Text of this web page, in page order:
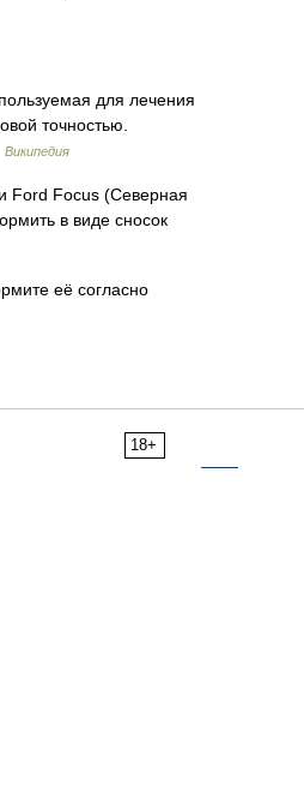
для лечения
точностью.
Википедия
Ford Focus (Северная
в виде сносок
её согласно
18+